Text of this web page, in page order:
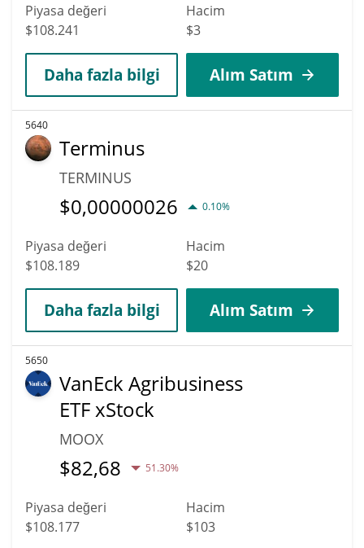
Piyasa değeri
$108.241
Hacim
$3
Daha fazla bilgi Alım Satım
5640
Terminus
TERMINUS
$0,00000026 0.10%
Piyasa değeri
$108.189
Hacim
$20
Daha fazla bilgi Alım Satım
5650
VanEck Agribusiness
ETF xStock
MOOX
$82,68 51.30%
Piyasa değeri
$108.177
Hacim
$103